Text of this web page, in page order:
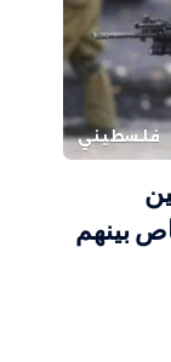
فلسطيني
بينهم